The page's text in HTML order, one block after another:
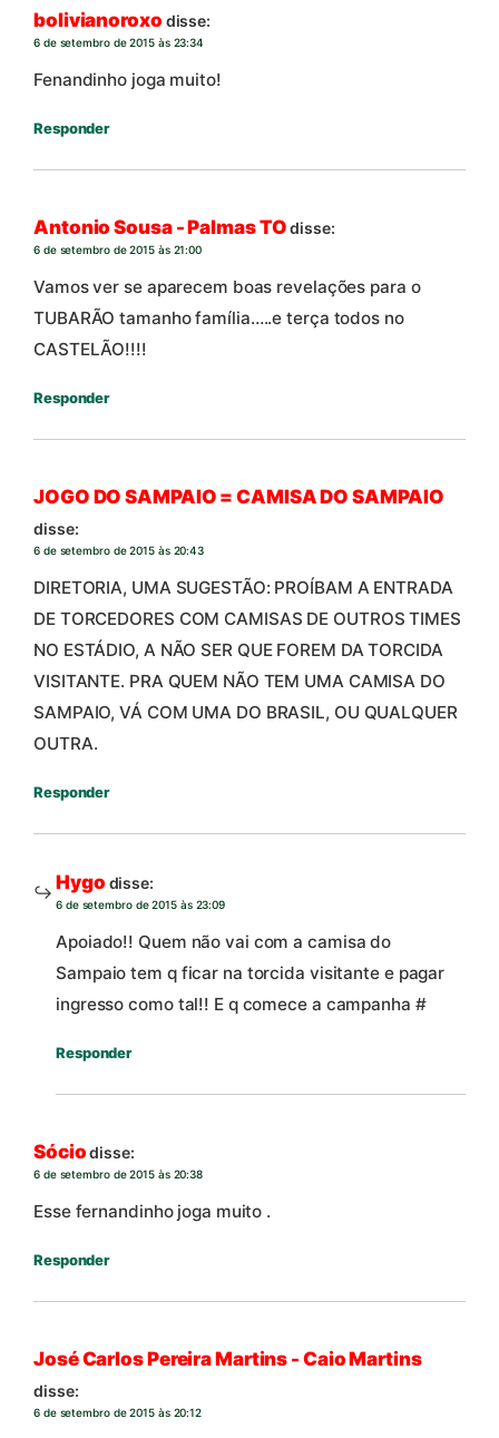
bolivianoroxo disse:
6 de setembro de 2015 às 23:34
Fenandinho joga muito!
Responder
Antonio Sousa - Palmas TO disse:
6 de setembro de 2015 às 21:00
Vamos ver se aparecem boas revelações para o
TUBARÃO tamanho família…..e terça todos no
CASTELÃO!!!!
Responder
JOGO DO SAMPAIO = CAMISA DO SAMPAIO
disse:
6 de setembro de 2015 às 20:43
DIRETORIA, UMA SUGESTÃO: PROÍBAM A ENTRADA
DE TORCEDORES COM CAMISAS DE OUTROS TIMES
NO ESTÁDIO, A NÃO SER QUE FOREM DA TORCIDA
VISITANTE. PRA QUEM NÃO TEM UMA CAMISA DO
SAMPAIO, VÁ COM UMA DO BRASIL, OU QUALQUER
OUTRA.
Responder
Hygo disse:
6 de setembro de 2015 às 23:09
Apoiado!! Quem não vai com a camisa do
Sampaio tem q ficar na torcida visitante e pagar
ingresso como tal!! E q comece a campanha #
Responder
Sócio disse:
6 de setembro de 2015 às 20:38
Esse fernandinho joga muito .
Responder
José Carlos Pereira Martins - Caio Martins
disse:
6 de setembro de 2015 às 20:12